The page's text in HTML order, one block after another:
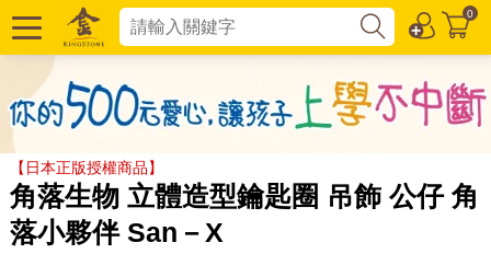
0
【日本正版授權商品】
角落生物 立體造型鑰匙圈 吊飾 公仔 角
落小夥伴 San－X